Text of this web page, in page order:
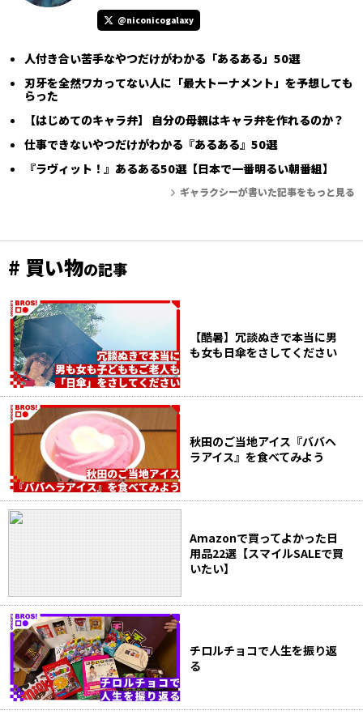
@niconicogalaxy
人付き合い苦手なやつだけがわかる「あるある」50選
刃牙を全然ワカってない人に「最大トーナメント」を予想しても
らった
【はじめてのキャラ弁】 自分の母親はキャラ弁を作れるのか？
仕事できないやつだけがわかる『あるある』50選
『ラヴィット！』あるある50選【日本で一番明るい朝番組】
ギャラクシーが書いた記事をもっと見る
# 買い物の記事
【酷暑】冗談ぬきで本当に男
も女も日傘をさしてください
秋田のご当地アイス『ババヘ
ラアイス』を食べてみよう
Amazonで買ってよかった日
用品22選【スマイルSALEで買
いたい】
チロルチョコで人生を振り返
る